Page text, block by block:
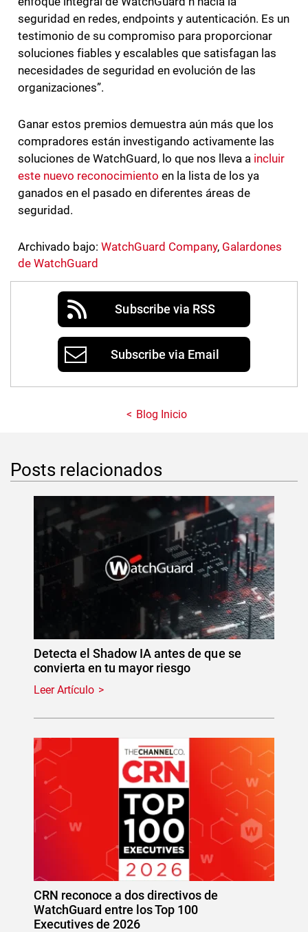
seguridad en redes, endpoints y autenticación. Es un
testimonio de su compromiso para proporcionar
soluciones fiables y escalables que satisfagan las
necesidades de seguridad en evolución de las
organizaciones”.
Ganar estos premios demuestra aún más que los
compradores están investigando activamente las
soluciones de WatchGuard, lo que nos lleva a incluir
este nuevo reconocimiento en la lista de los ya
ganados en el pasado en diferentes áreas de
seguridad.
Archivado bajo: WatchGuard Company, Galardones
de WatchGuard
Subscribe via RSS
Subscribe via Email
Blog Inicio
Posts relacionados
Detecta el Shadow IA antes de que se
convierta en tu mayor riesgo
Leer Artículo
CRN reconoce a dos directivos de
WatchGuard entre los Top 100
Executives de 2026